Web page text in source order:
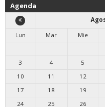
Agenda
Lun
Mar Mie
3
4 5
10
11 12
17
18 19
24
25 26